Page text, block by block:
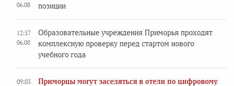
06.08
позиции
12:57
06.08
Образовательные учреждения Приморья проходят
комплексную проверку перед стартом нового
учебного года
09:03
Приморцы могут заселяться в отели по цифровому